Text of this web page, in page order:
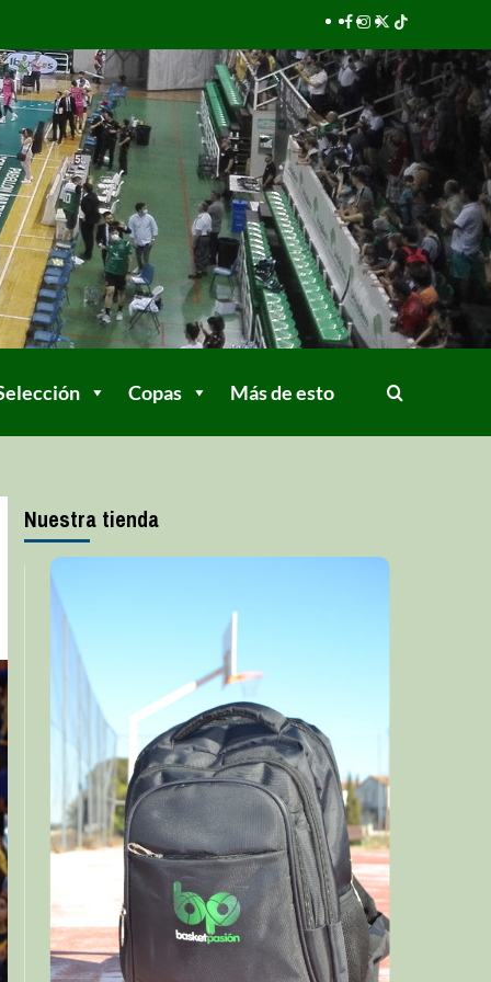
Copas Más de esto
Nuestra tienda